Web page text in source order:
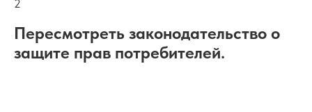
2
Пересмотреть законодательство о
защите прав потребителей.